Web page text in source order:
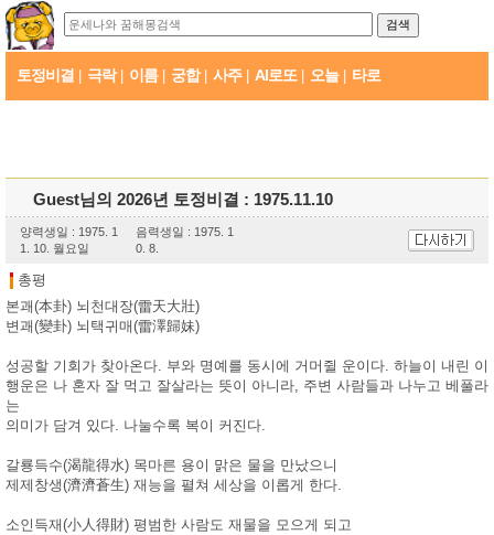
토정비결 극락 이름 궁합 사주 AI로또 오늘 타로
Guest님의 2026년 토정비결 : 1975.11.10
양력생일 : 1975. 1
1. 10. 월요일
음력생일 : 1975. 1
0. 8.
총평
본괘(本卦) 뇌천대장(雷天大壯)
변괘(變卦) 뇌택귀매(雷澤歸妹)
성공할 기회가 찾아온다. 부와 명예를 동시에 거머쥘 운이다. 하늘이 내린 이
행운은 나 혼자 잘 먹고 잘살라는 뜻이 아니라, 주변 사람들과 나누고 베풀라
는
의미가 담겨 있다. 나눌수록 복이 커진다.
갈룡득수(渴龍得水) 목마른 용이 맑은 물을 만났으니
제제창생(濟濟蒼生) 재능을 펼쳐 세상을 이롭게 한다.
소인득재(小人得財) 평범한 사람도 재물을 모으게 되고